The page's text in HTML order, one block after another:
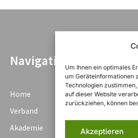
Um Ihnen ein optimales
um Geräteinformationen
Technologien
auf dieser Website
zurückziehen, können
Akzeptieren
Navigation
Home
Verband
Akademie
AGB